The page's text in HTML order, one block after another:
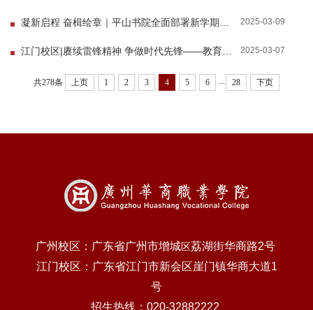
2025-03-09
2025-03-07
共278条 上页 1 2 3 4 5 6 ... 28 下页
广州校区：广东省广州市增城区荔湖街华商路2号
江门校区：广东省江门市新会区崖门镇华商大道1
号
招生热线：020-32882222